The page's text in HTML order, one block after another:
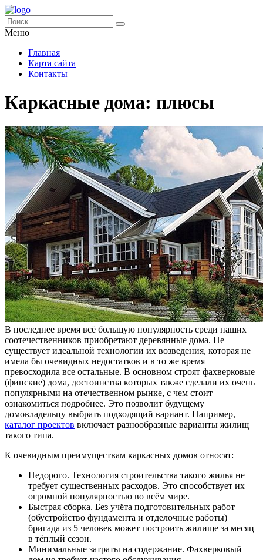
Меню
Главная
Карта сайта
Контакты
Каркасные дома: плюсы
В последнее время всё большую популярность среди наших
соотечественников приобретают деревянные дома. Не
существует идеальной технологии их возведения, которая не
имела бы очевидных недостатков и в то же время
превосходила все остальные. В основном строят фахверковые
(финские) дома, достоинства которых также сделали их очень
популярными на отечественном рынке, с чем стоит
ознакомиться подробнее. Это позволит будущему
домовладельцу выбрать подходящий вариант. Например,
каталог проектов включает разнообразные варианты жилищ
такого типа.
К очевидным преимуществам каркасных домов относят:
Недорого. Технология строительства такого жилья не
требует существенных расходов. Это способствует их
огромной популярностью во всём мире.
Быстрая сборка. Без учёта подготовительных работ
(обустройство фундамента и отделочные работы)
бригада из 5 человек может построить жилище за месяц
в тёплый сезон.
Минимальные затраты на содержание. Фахверковый